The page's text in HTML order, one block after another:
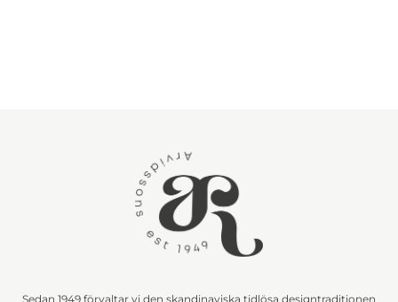
Sedan 1949 förvaltar vi den skandinaviska tidlösa designtraditionen